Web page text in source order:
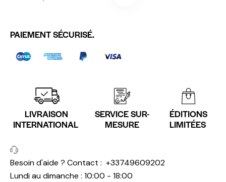
PAIEMENT SÉCURISÉ.
LIVRAISON
INTERNATIONAL
SERVICE SUR-
MESURE
ÉDITIONS
LIMITÉES
Besoin d'aide ? Contact : +33749609202
Lundi au dimanche : 10:00 - 18:00